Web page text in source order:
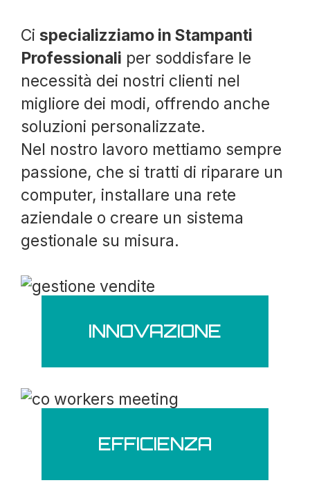
Ci specializziamo in Stampanti
Professionali per soddisfare le
necessità dei nostri clienti nel
migliore dei modi, offrendo anche
soluzioni personalizzate.
Nel nostro lavoro mettiamo sempre
passione, che si tratti di riparare un
computer, installare una rete
aziendale o creare un sistema
gestionale su misura.
INNOVAZIONE
EFFICIENZA